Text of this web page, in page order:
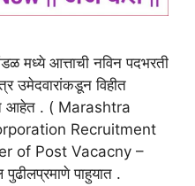
मध्ये आत्ताची नविन पदभरती
उमेदवारांकडून विहीत
येत आहेत . ( Marashtra
Recruitment
of Post Vacacny –
पाहुयात .